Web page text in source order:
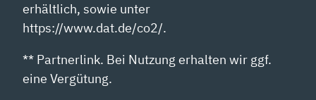
erhältlich, sowie unter
https://www.dat.de/co2/.
** Partnerlink. Bei Nutzung erhalten wir ggf.
eine Vergütung.